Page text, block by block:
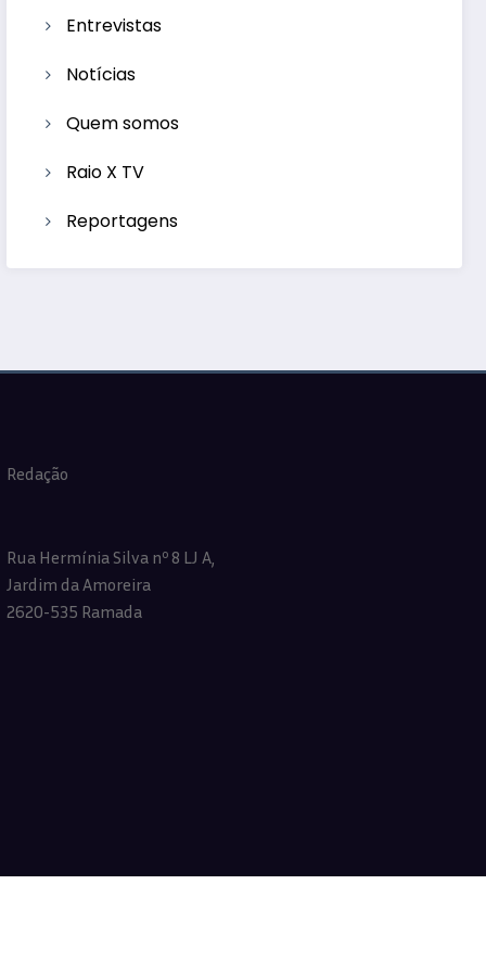
Entrevistas
Notícias
Quem somos
Raio X TV
Reportagens
Redação
Rua Hermínia Silva nº 8 LJ A,
Jardim da Amoreira
2620-535 Ramada